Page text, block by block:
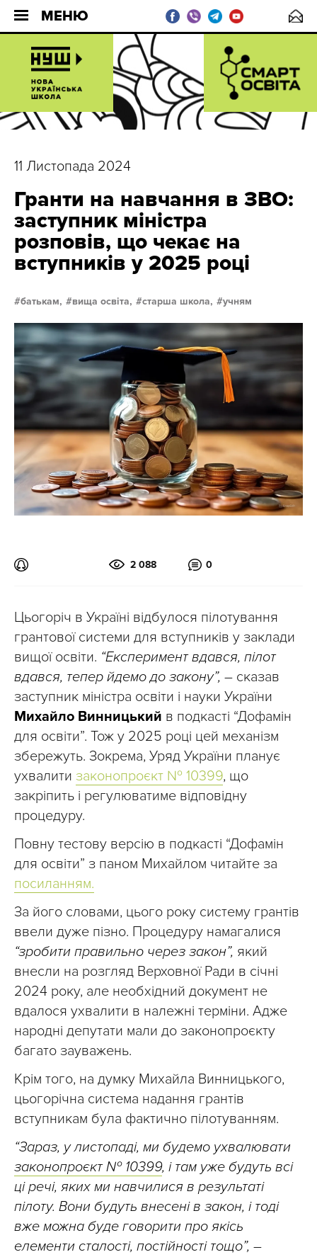
МЕНЮ
11 Листопада 2024
Гранти на навчання в ЗВО:
заступник міністра
розповів, що чекає на
вступників у 2025 році
батькам, вища освіта, старша школа, учням
2 088 0
Цьогоріч в Україні відбулося пілотування
грантової системи для вступників у заклади
вищої освіти. “Експеримент вдався, пілот
вдався, тепер йдемо до закону”, – сказав
заступник міністра освіти і науки України
Михайло Винницький в подкасті “Дофамін
для освіти”. Тож у 2025 році цей механізм
збережуть. Зокрема, Уряд України планує
ухвалити законопроєкт № 10399, що
закріпить і регулюватиме відповідну
процедуру.
Повну тестову версію в подкасті “Дофамін
для освіти” з паном Михайлом читайте за
посиланням.
За його словами, цього року систему грантів
ввели дуже пізно. Процедуру намагалися
“зробити правильно через закон”, який
внесли на розгляд Верховної Ради в січні
2024 року, але необхідний документ не
вдалося ухвалити в належні терміни. Адже
народні депутати мали до законопроєкту
багато зауважень.
Крім того, на думку Михайла Винницького,
цьогорічна система надання грантів
вступникам була фактично пілотуванням.
“Зараз, у листопаді, ми будемо ухвалювати
законопроєкт № 10399, і там уже будуть всі
ці речі, яких ми навчилися в результаті
пілоту. Вони будуть внесені в закон, і тоді
вже можна буде говорити про якісь
елементи сталості, постійності тощо”, –